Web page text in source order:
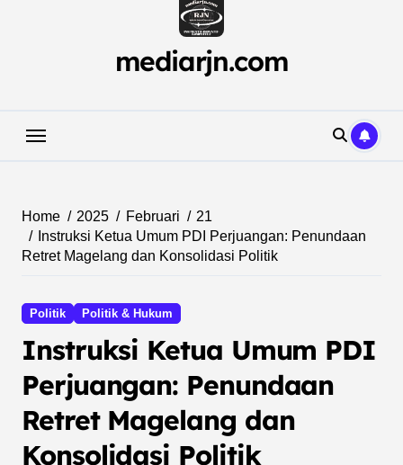
mediarjn.com
Home 2025 Februari
21
Instruksi Ketua Umum PDI Perjuangan: Penundaan
Retret Magelang dan Konsolidasi Politik
Politik Politik & Hukum
Instruksi Ketua Umum PDI
Perjuangan: Penundaan
Retret Magelang dan
Konsolidasi Politik